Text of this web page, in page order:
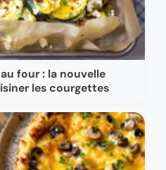
four : la nouvelle
les courgettes